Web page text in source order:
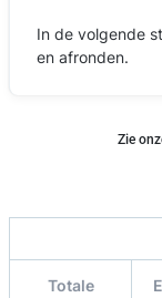
In de volgende
en afronden.
Zie
Totale